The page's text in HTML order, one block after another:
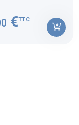
€TTC